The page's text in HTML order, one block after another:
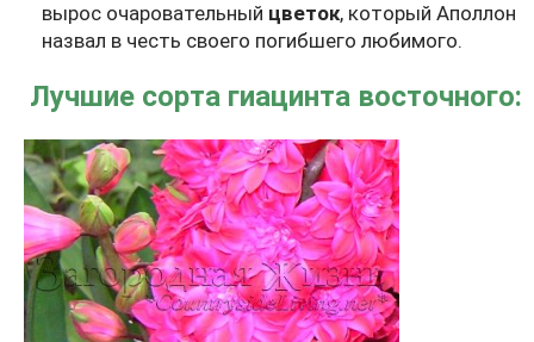
вырос очаровательный цветок, который Аполлон
назвал в честь своего погибшего любимого.
Лучшие сорта гиацинта восточного: